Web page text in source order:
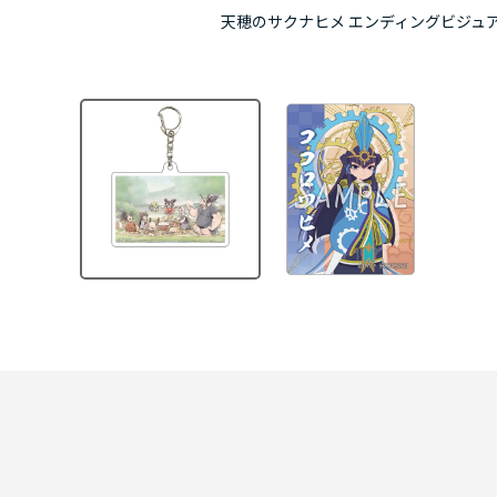
天穂のサクナヒメ エンディングビジュ